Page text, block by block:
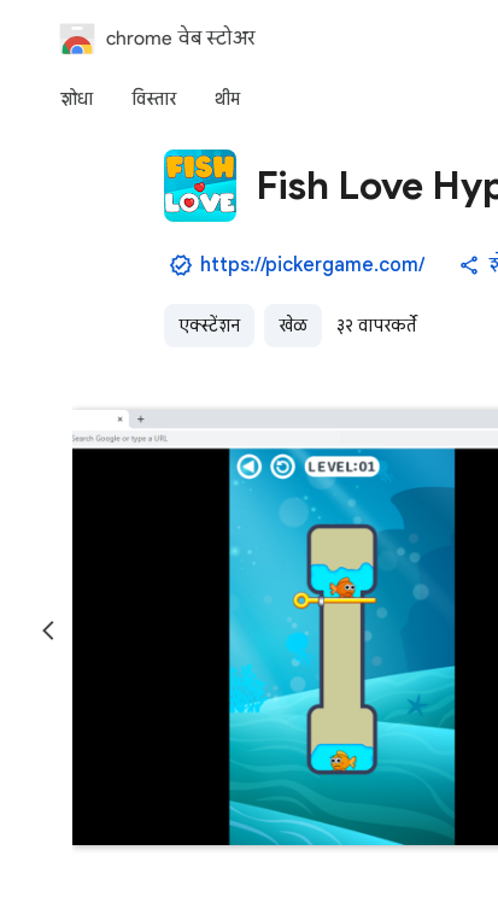
chrome वेब स्टोअर
शोधा विस्तार थीम
Fish Love
https://pickergame.com/
एक्स्टेंशन खेळ ३२ वापरकर्ते